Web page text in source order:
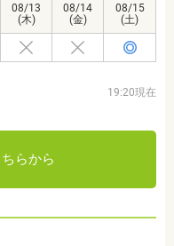
08/13
(木)
08/14
(金)
08/15
(土)
19:20現在
らから